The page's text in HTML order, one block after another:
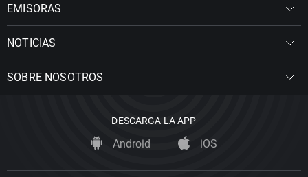
EMISORAS
NOTICIAS
SOBRE NOSOTROS
DESCARGA LA APP
Android iOS